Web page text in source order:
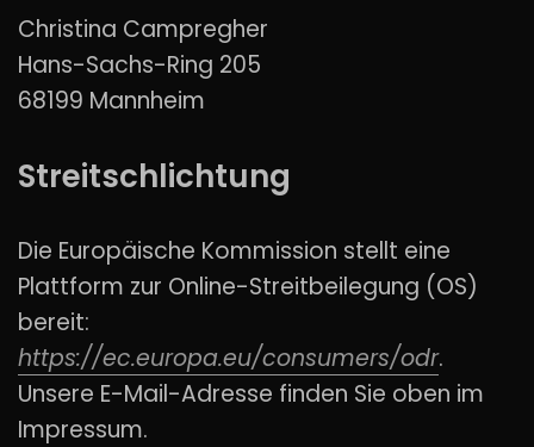
Christina Campregher
Hans-Sachs-Ring 205
68199 Mannheim
Streitschlichtung
Die Europäische Kommission stellt eine
Plattform zur Online-Streitbeilegung (OS)
bereit:
https://ec.europa.eu/consumers/odr.
Unsere E-Mail-Adresse finden Sie oben im
Impressum.